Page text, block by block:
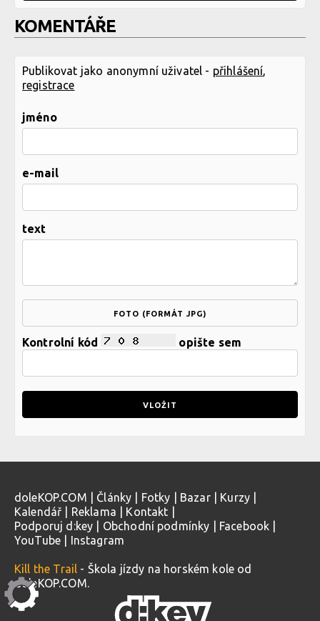
KOMENTÁŘE
Publikovat jako anonymní uživatel - přihlášení,
registrace
jméno
e-mail
text
FOTO (FORMÁT JPG)
Kontrolní kód opište sem
doleKOP.COM Články Fotky Bazar| Kurzy
Kalendář
Reklama Kontakt
Podporuj d:key
Obchodní podmínky Facebook
YouTube
Instagram
Kill the Trail - Škola jízdy na horském kole od
doleKOP.COM.